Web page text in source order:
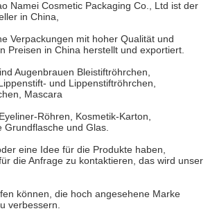
Namei Cosmetic Packaging Co., Ltd ist der
in China,
Verpackungen mit hoher Qualität und
Preisen in China herstellt und exportiert.
Augenbrauen Bleistiftröhrchen,
und Lippenstiftröhrchen,
Mascara
Röhren, Kosmetik-Karton,
Grundflasche und Glas.
eine Idee für die Produkte haben,
die Anfrage zu kontaktieren, das wird unser
können, die hoch angesehene Marke
verbessern.